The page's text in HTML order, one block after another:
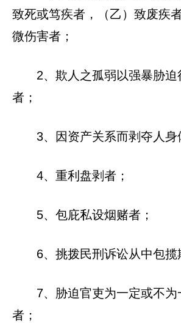
致死或笃疾者，（乙）致废疾
微伤害者；
2、欺人之孤弱以强暴胁
者；
3、因资产关系而剥夺人身
4、重利盘剥者；
5、包庇私设烟赌者；
6、挑拨民刑诉讼从中包揽
7、胁迫官吏为一定或不为
者；